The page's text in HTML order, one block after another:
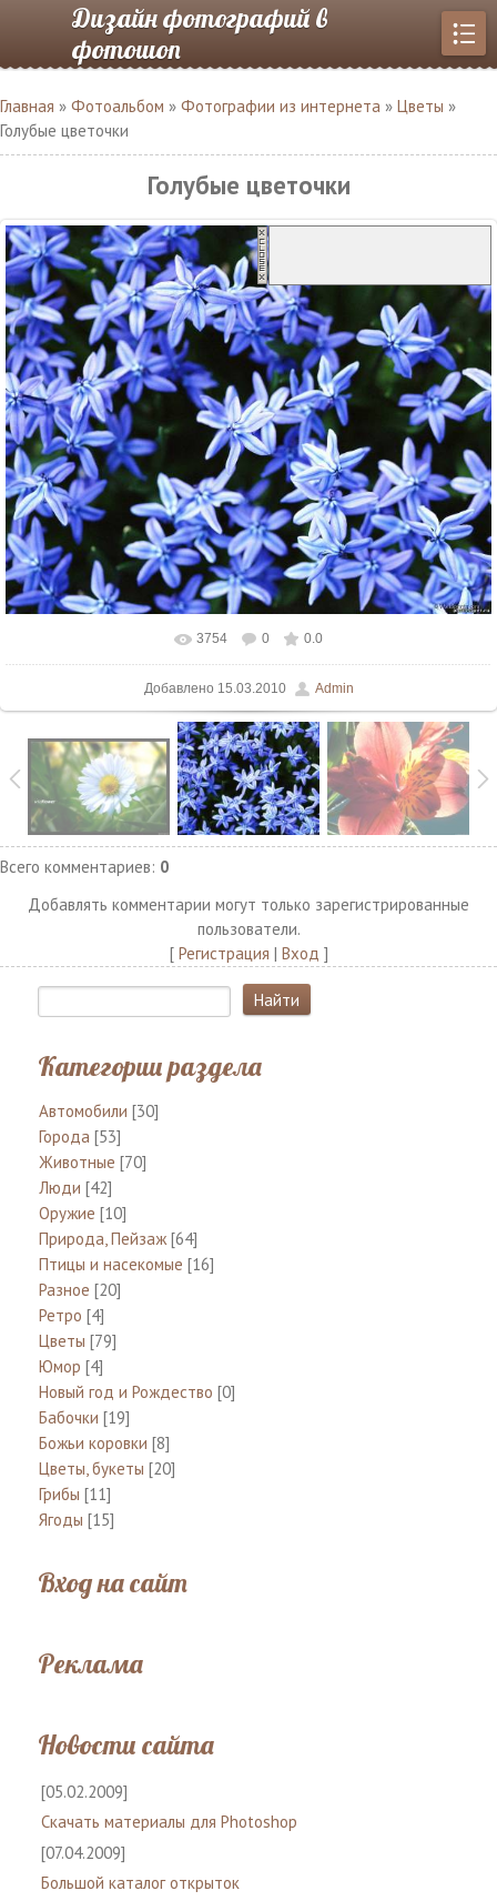
Дизайн фотографий в
фотошоп
Главная » Фотоальбом » Фотографии из интернета » Цветы »
Голубые цветочки
Голубые цветочки
В реальном размере 1280x1024
3754 0 0.0
Добавлено 15.03.2010 Admin
Всего комментариев: 0
Добавлять комментарии могут только зарегистрированные
пользователи.
[ Регистрация | Вход ]
Категории раздела
Автомобили [30]
Города [53]
Животные [70]
Люди [42]
Оружие [10]
Природа, Пейзаж [64]
Птицы и насекомые [16]
Разное [20]
Ретро [4]
Цветы [79]
Юмор [4]
Новый год и Рождество [0]
Бабочки [19]
Божьи коровки [8]
Цветы, букеты [20]
Грибы [11]
Ягоды [15]
Вход на сайт
Реклама
Новости сайта
[05.02.2009]
Скачать материалы для Photoshop
[07.04.2009]
Большой каталог открыток